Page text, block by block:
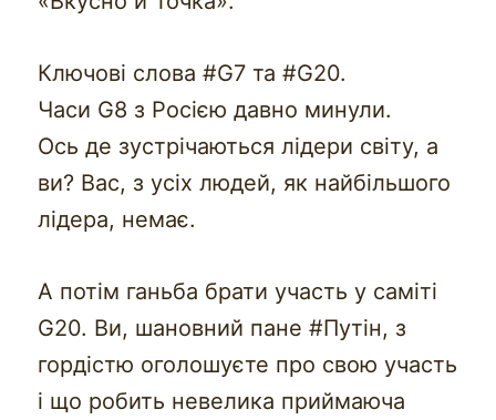
Ключові слова #G7 та #G20.
Часи G8 з Росією давно минули.
Ось де зустрічаються лідери світу, а
ви? Вас, з усіх людей, як найбільшого
лідера, немає.
А потім ганьба брати участь у саміті
G20. Ви, шановний пане #Путін, з
гордістю оголошуєте про свою участь
і що робить невелика приймаюча